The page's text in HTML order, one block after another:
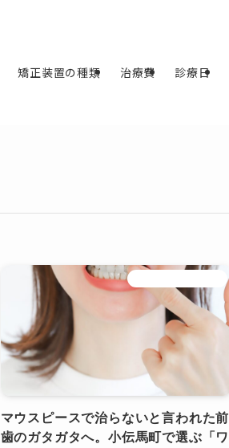
矯正装置の種類 治療費 診療日
マウスピースで治らないと言われた前
歯のガタガタへ。小伝馬町で選ぶ「ワ